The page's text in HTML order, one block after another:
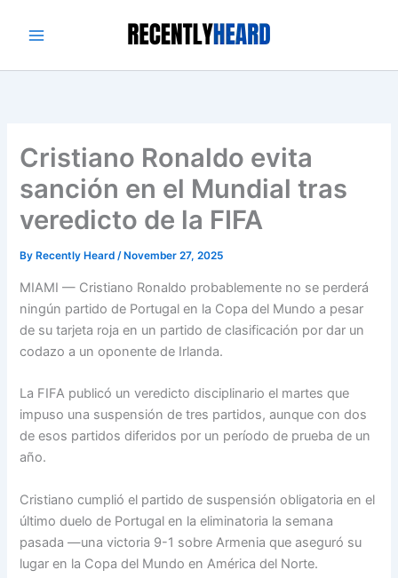
Cristiano Ronaldo evita
sanción en el Mundial tras
veredicto de la FIFA
By Recently Heard/ November 27, 2025
MIAMI — Cristiano Ronaldo probablemente no se perderá
ningún partido de Portugal en la Copa del Mundo a pesar
de su tarjeta roja en un partido de clasificación por dar un
codazo a un oponente de Irlanda.
La FIFA publicó un veredicto disciplinario el martes que
impuso una suspensión de tres partidos, aunque con dos
de esos partidos diferidos por un período de prueba de un
año.
Cristiano cumplió el partido de suspensión obligatoria en el
último duelo de Portugal en la eliminatoria la semana
pasada —una victoria 9-1 sobre Armenia que aseguró su
lugar en la Copa del Mundo en América del Norte.